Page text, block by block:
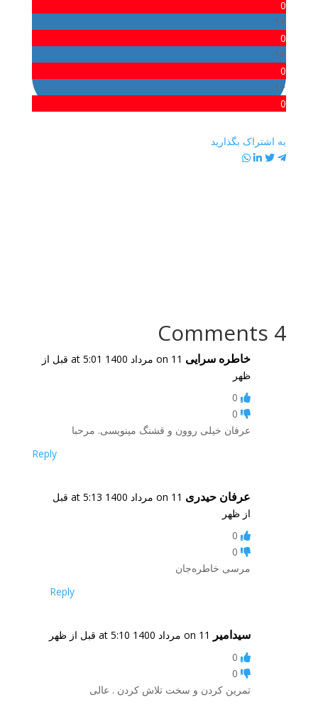
0
+1
0
+1
0
+1
0
به اشتراک بگذارید
4 Comments
خاطره سرایی
on 11 مرداد 1400 at 5:01 قبل از
ظهر
0
0
عرفان خیلی روون و قشنگ مینویسی. مرحبا
Reply
عرفان حیدری
on 11 مرداد 1400 at 5:13 قبل
از ظهر
0
0
مرسی خاطره‌جان
Reply
سیدامیر on 11 مرداد 1400 at 5:10 قبل از ظهر
0
0
تمرین کردن و سخت تلاش کردن . عالی